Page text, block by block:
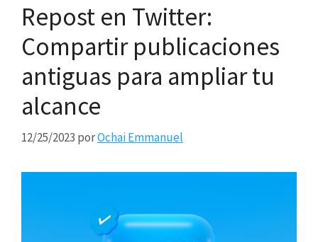
Repost en Twitter:
Compartir publicaciones
antiguas para ampliar tu
alcance
12/25/2023 porOchai Emmanuel